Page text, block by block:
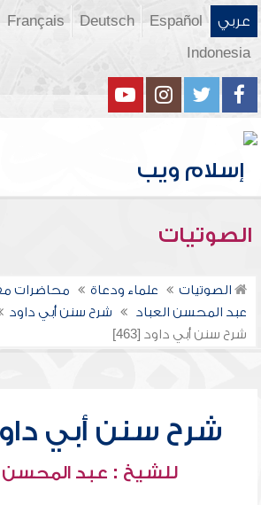
عربي Español
Deutsch
Français
Indonesia
الصوتيات
الصوتيات علماء ودعاة
محاضرات
عبد المحسن العباد
شرح سنن أبي داود
شرح سنن أبي داود [463]
شرح سنن أبي داود
للشيخ : عبد المحسن